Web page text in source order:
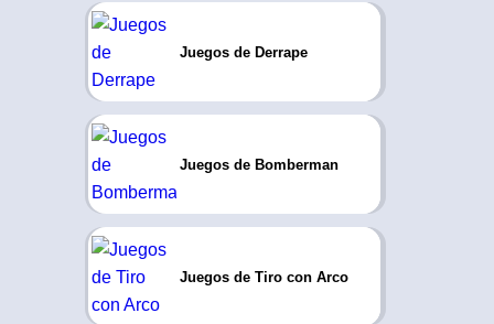
Juegos de Derrape
Juegos de Bomberman
Juegos de Tiro con Arco